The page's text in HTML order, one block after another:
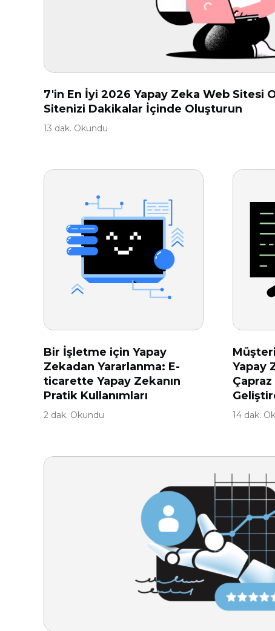
7'in En İyi 2026 Yapay Zeka Web Sitesi
Sitenizi Dakikalar İçinde Oluşturun
13 dak. Okundu
Bir İşletme için Yapay
Zekadan Yararlanma: E-
ticarette Yapay Zekanın
Pratik Kullanımları
2 dak. Okundu
Yapay
Çapraz
14 dak.